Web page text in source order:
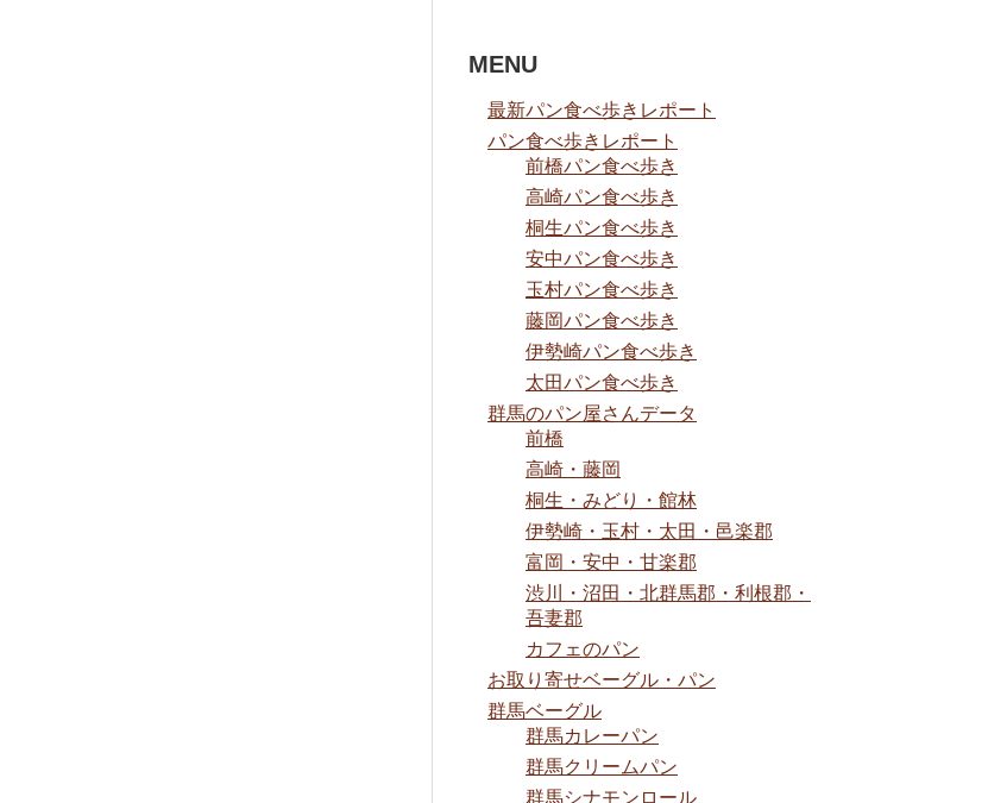
MENU
最新パン食べ歩きレポート
パン食べ歩きレポート
前橋パン食べ歩き
高崎パン食べ歩き
桐生パン食べ歩き
安中パン食べ歩き
玉村パン食べ歩き
藤岡パン食べ歩き
伊勢崎パン食べ歩き
太田パン食べ歩き
群馬のパン屋さんデータ
前橋
高崎・藤岡
桐生・みどり・館林
伊勢崎・玉村・太田・邑楽郡
富岡・安中・甘楽郡
渋川・沼田・北群馬郡・利根郡・
吾妻郡
カフェのパン
お取り寄せベーグル・パン
群馬ベーグル
群馬カレーパン
群馬クリームパン
群馬シナモンロール